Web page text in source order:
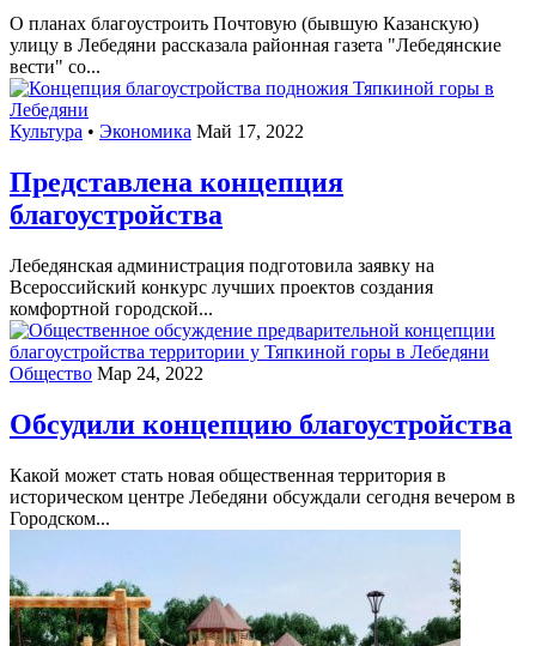
О планах благоустроить Почтовую (бывшую Казанскую)
улицу в Лебедяни рассказала районная газета "Лебедянские
вести" со...
Культура • Экономика Май 17, 2022
Представлена концепция
благоустройства
Лебедянская администрация подготовила заявку на
Всероссийский конкурс лучших проектов создания
комфортной городской...
Общество Мар 24, 2022
Обсудили концепцию благоустройства
Какой может стать новая общественная территория в
историческом центре Лебедяни обсуждали сегодня вечером в
Городском...